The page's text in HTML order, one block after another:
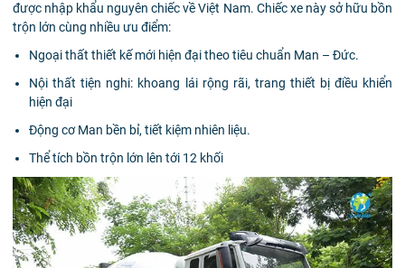
được nhập khẩu nguyên chiếc về Việt Nam. Chiếc xe này sở hữu bồn
trộn lớn cùng nhiều ưu điểm:
Ngoại thất thiết kế mới hiện đại theo tiêu chuẩn Man – Đức.
Nội thất tiện nghi: khoang lái rộng rãi, trang thiết bị điều khiển
hiện đại
Động cơ Man bền bỉ, tiết kiệm nhiên liệu.
Thể tích bồn trộn lớn lên tới 12 khối